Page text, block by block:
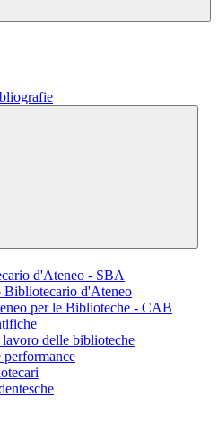
d'Ateneo - SBA
d'Ateneo
per le Biblioteche - CAB
delle biblioteche
performance